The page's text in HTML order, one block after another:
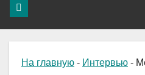
На главную - Интервью -